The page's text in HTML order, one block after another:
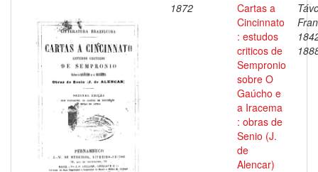
1872
Cartas a
Cincinnato
: estudos
criticos de
Sempronio
sobre O
Gaúcho e
a Iracema
: obras de
Senio (J.
de
Alencar)